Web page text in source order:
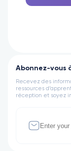
Abonnez-vous
Recevez des
ressources
réception et soyez